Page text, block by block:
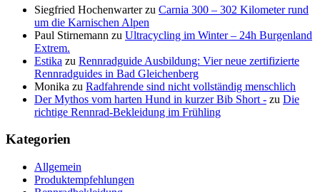
Siegfried Hochenwarterzu Carnia 300 – 302 Kilometer rund
um die Karnischen Alpen
Paul Stirnemann zu Ultracycling im Winter – 24h Burgenland
Extrem.
Estika zu Rennradguide Ausbildung: Vier neue zertifizierte
Rennradguides in Bad Gleichenberg
Monika zu Radfahrende sind nicht vollständig menschlich
Der Mythos vom harten Hund in kurzer Bib Short - zu Die
richtige Rennrad-Bekleidung im Frühling
Kategorien
Allgemein
Produktempfehlungen